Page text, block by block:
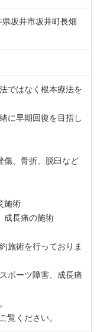
坂井市坂井町長畑
ではなく根本療法を
に早期回復を目指し
傷、骨折、脱臼など
施術
成長痛の施術
施術を行っておりま
ポーツ障害、成長痛
覧ください。